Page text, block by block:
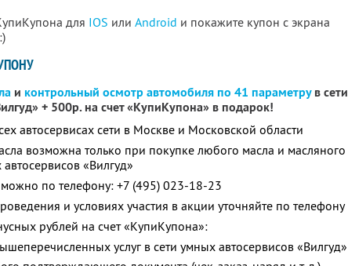
для IOS или Android и покажите купон с экрана
и контрольный осмотр автомобиля по 41 параметрув сети
+ 500р. на счет «КупиКупона» в подарок!
автосервисах сети в Москве и Московской области
возможна только при покупке любого масла и масляного
«Вилгуд»
можно по телефону: +7 (495) 023-18-23
и условиях участия в акции уточняйте по телефону
рублей на счет «КупиКупона»:
услуг в сети умных автосервисов «Вилгуд»